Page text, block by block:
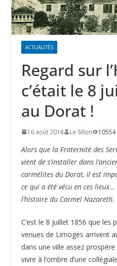
ACTUALITÉS
Regard sur
c’était le 8
au Dorat !
16 août 2018 Le Sillon 10554
Alors que la Fraternité des
vient de s’installer dans
carmélites du Dorat, il est
ce qui a été vécu en ces
l’histoire du Carmel Nazareth.
C’est le 8 juillet 1856 que les
venues de Limoges arrivent
dans une ville assez
vivre à l’ombre d’une